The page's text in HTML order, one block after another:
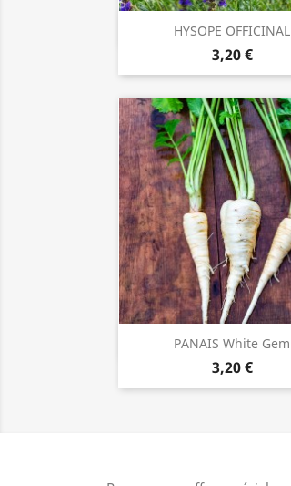
HYSOPE OFFICINAL
3,20 €
 ACHETER
PANAIS White Gem
3,20 €
 ACHETER